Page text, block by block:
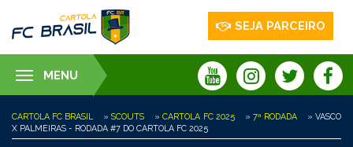
SEJA PARCEIRO
Toggle
navigation
MENU
CARTOLA FC BRASIL »SCOUTS »CARTOLA FC 2025 » 7ª RODADA
» VASCO
X PALMEIRAS - RODADA #7 DO CARTOLA FC 2025